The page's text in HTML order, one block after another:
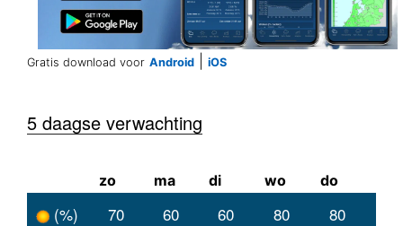
Gratis download voor Android iOS
5 daagse verwachting
zo ma di wo do
(%) 70 60 60 80
80